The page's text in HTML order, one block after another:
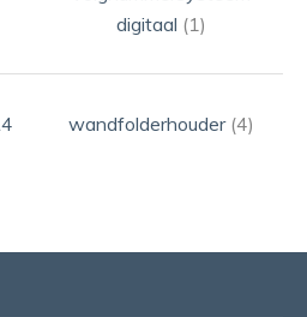
digitaal (1)
wandfolderhouder (4)